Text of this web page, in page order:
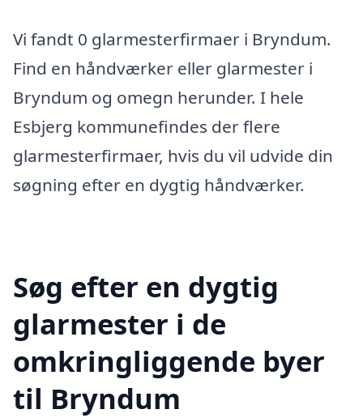
Vi fandt 0 glarmesterfirmaer i Bryndum.
Find en håndværker eller glarmester i
Bryndum og omegn herunder. I hele
Esbjerg kommunefindes der flere
glarmesterfirmaer, hvis du vil udvide din
søgning efter en dygtig håndværker.
Søg efter en dygtig
glarmester i de
omkringliggende byer
til Bryndum